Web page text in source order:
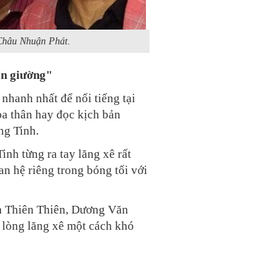
Nhuận Phát.
giường"
nhất để nổi tiếng tại
thân hay đọc kịch bản
Tinh.
từng ra tay lăng xê rất
hệ riêng trong bóng tối với
Thiên, Dương Văn
lăng xê một cách khó